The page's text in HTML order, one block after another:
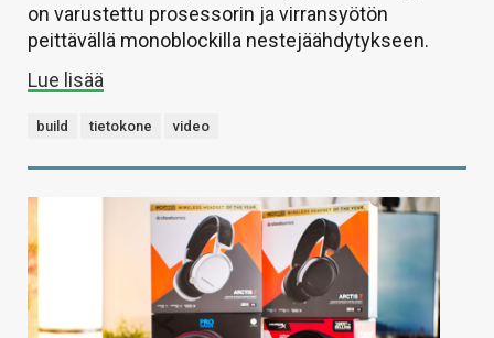
on varustettu prosessorin ja virransyötön
peittävällä monoblockilla nestejäähdytykseen.
Lue lisää
build tietokone video